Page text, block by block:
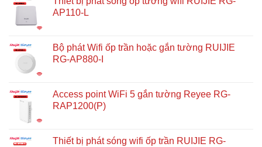
AP110-L
Bộ phát Wifi ốp trần hoặc gắn tường RUIJIE
RG-AP880-I
Access point WiFi 5 gắn tường Reyee RG-
RAP1200(P)
Thiết bị phát sóng wifi ốp trần RUIJIE RG-